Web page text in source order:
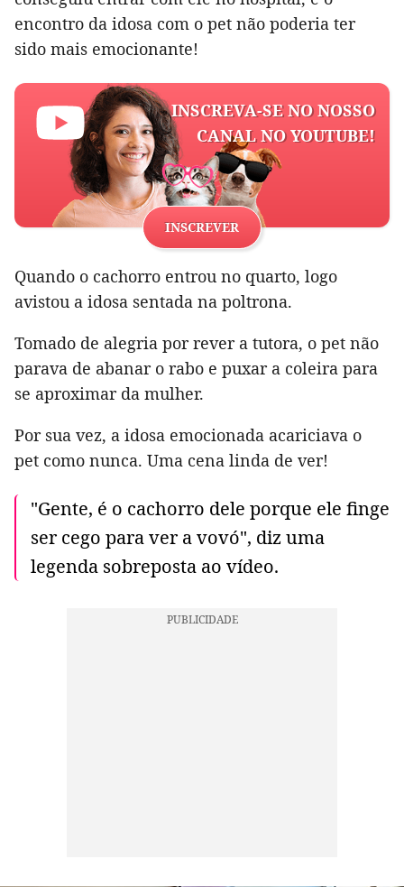
encontro da idosa com o pet não poderia ter
sido mais emocionante!
INSCREVA-SE NO NOSSO
CANAL NO YOUTUBE!
INSCREVER
Quando o cachorro entrou no quarto, logo
avistou a idosa sentada na poltrona.
Tomado de alegria por rever a tutora, o pet não
parava de abanar o rabo e puxar a coleira para
se aproximar da mulher.
Por sua vez, a idosa emocionada acariciava o
pet como nunca. Uma cena linda de ver!
"Gente, é o cachorro dele porque ele finge
ser cego para ver a vovó", diz uma
legenda sobreposta ao vídeo.